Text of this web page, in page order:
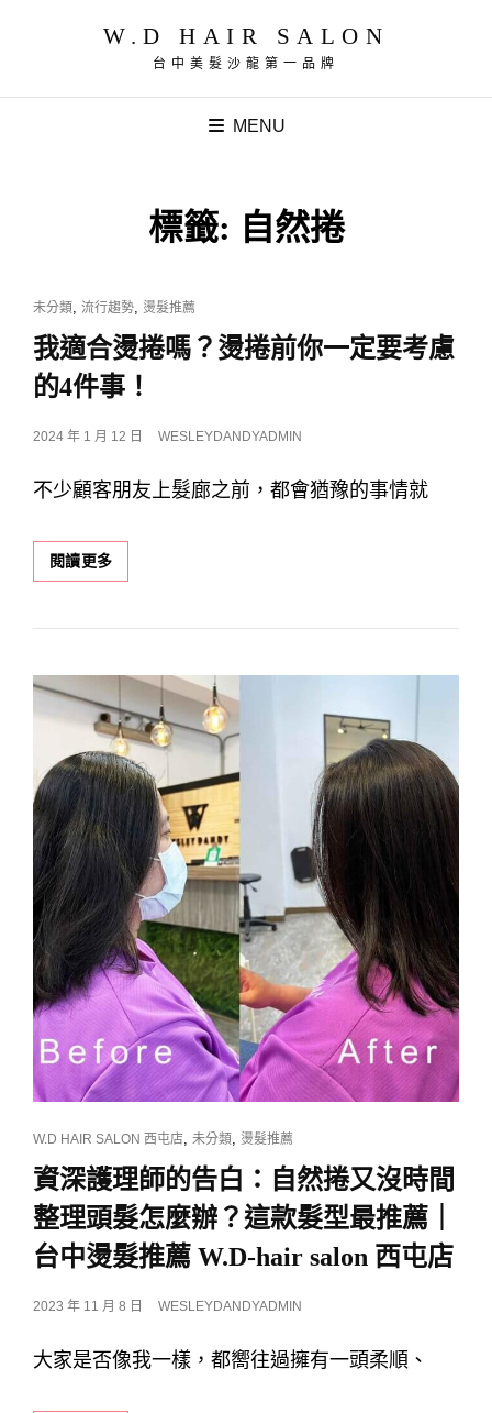
W.D HAIR SALON
台中美髮沙龍第一品牌
MENU
標籤: 自然捲
CAT
LINKS
未分類, 流行趨勢, 燙髮推薦
我適合燙捲嗎？燙捲前你一定要考慮
的4件事！
POSTED
2024 年 1 月 12 日 WESLEYDANDYADMIN
不少顧客朋友上髮廊之前，都會猶豫的事情就
閱讀更多我
適
燙
嗎？
燙
捲
前
你
一
定
要
考
慮
的
4
件
事！
CAT
LINKS
W.D HAIR SALON 西屯店, 未分類, 燙髮推薦
資深護理師的告白：自然捲又沒時間
整理頭髮怎麼辦？這款髮型最推薦｜
台中燙髮推薦 W.D-hair salon 西屯店
POSTED
2023 年 11 月 8 日 WESLEYDANDYADMIN
大家是否像我一樣，都嚮往過擁有一頭柔順、